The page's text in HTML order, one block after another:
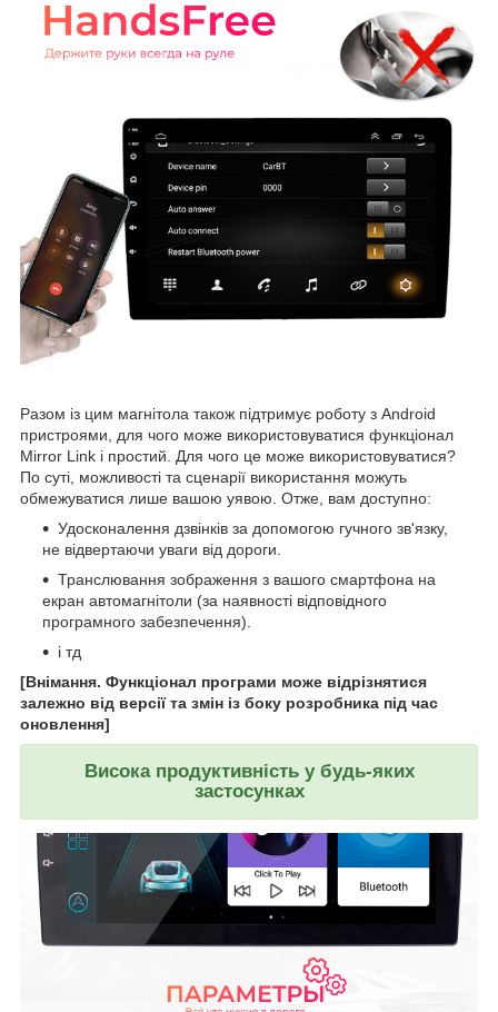
Разом із цим магнітола також підтримує роботу з Android
пристроями, для чого може використовуватися функціонал
Mirror Link і простий. Для чого це може використовуватися?
По суті, можливості та сценарії використання можуть
обмежуватися лише вашою уявою. Отже, вам доступно:
Удосконалення дзвінків за допомогою гучного зв'язку,
не відвертаючи уваги від дороги.
Транслювання зображення з вашого смартфона на
екран автомагнітоли (за наявності відповідного
програмного забезпечення).
і тд
[Внімання. Функціонал програми може відрізнятися
залежно від версії та змін із боку розробника під час
оновлення]
Висока продуктивність у будь-яких
застосунках